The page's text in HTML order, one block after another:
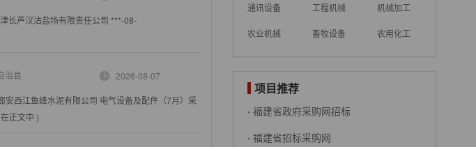
长芦汉沽盐场有限责任公司 ***-08-
治县 2026-08-07
西江鱼峰水泥有限公司 电气设备及配件（7月）采
在正文中 )
通讯设备 工程机械 机械加工
农业机械 畜牧设备 农用化工
项目推荐
· 福建省政府采购网招标
· 福建省招标采购网